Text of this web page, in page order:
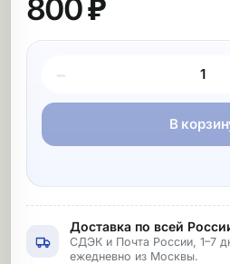
800 ₽
Покупка товара
−
В
Доставка по всей
СДЭК и Почта России, 1–7
ежедневно из Москвы.